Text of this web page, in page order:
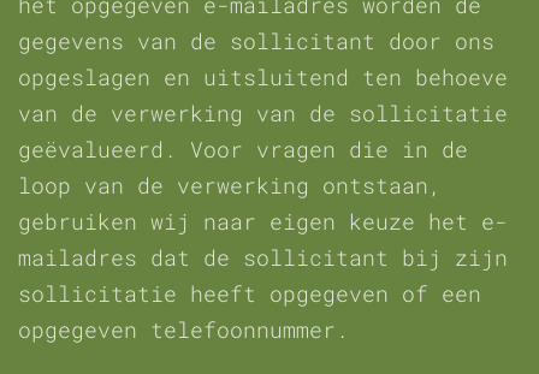
gegevens van de sollicitant door ons
opgeslagen en uitsluitend ten behoeve
van de verwerking van de sollicitatie
geëvalueerd. Voor vragen die in de
loop van de verwerking ontstaan,
gebruiken wij naar eigen keuze het e-
mailadres dat de sollicitant bij zijn
sollicitatie heeft opgegeven of een
opgegeven telefoonnummer.